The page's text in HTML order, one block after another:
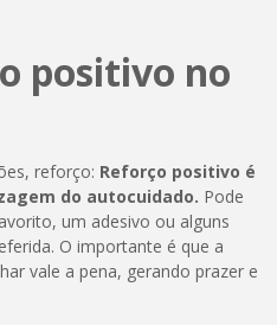
positivo no
reforço: Reforço positivo é
do autocuidado. Pode
um adesivo ou alguns
O importante é que a
vale a pena, gerando prazer e